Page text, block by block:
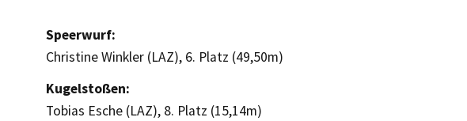
Speerwurf:
Christine Winkler (LAZ), 6. Platz (49,50m)
Kugelstoßen:
Tobias Esche (LAZ), 8. Platz (15,14m)